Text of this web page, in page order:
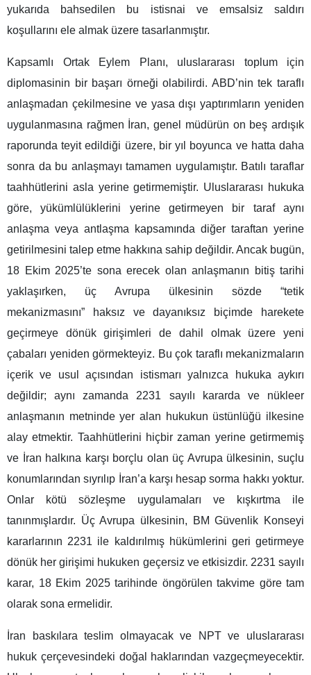
yukarıda bahsedilen bu istisnai ve emsalsiz saldırı
koşullarını ele almak üzere tasarlanmıştır.
Kapsamlı Ortak Eylem Planı, uluslararası toplum için
diplomasinin bir başarı örneği olabilirdi. ABD’nin tek taraflı
anlaşmadan çekilmesine ve yasa dışı yaptırımların yeniden
uygulanmasına rağmen İran, genel müdürün on beş ardışık
raporunda teyit edildiği üzere, bir yıl boyunca ve hatta daha
sonra da bu anlaşmayı tamamen uygulamıştır. Batılı taraflar
taahhütlerini asla yerine getirmemiştir. Uluslararası hukuka
göre, yükümlülüklerini yerine getirmeyen bir taraf aynı
anlaşma veya antlaşma kapsamında diğer taraftan yerine
getirilmesini talep etme hakkına sahip değildir. Ancak bugün,
18 Ekim 2025’te sona erecek olan anlaşmanın bitiş tarihi
yaklaşırken, üç Avrupa ülkesinin sözde “tetik
mekanizmasını” haksız ve dayanıksız biçimde harekete
geçirmeye dönük girişimleri de dahil olmak üzere yeni
çabaları yeniden görmekteyiz. Bu çok taraflı mekanizmaların
içerik ve usul açısından istismarı yalnızca hukuka aykırı
değildir; aynı zamanda 2231 sayılı kararda ve nükleer
anlaşmanın metninde yer alan hukukun üstünlüğü ilkesine
alay etmektir. Taahhütlerini hiçbir zaman yerine getirmemiş
ve İran halkına karşı borçlu olan üç Avrupa ülkesinin, suçlu
konumlarından sıyrılıp İran’a karşı hesap sorma hakkı yoktur.
Onlar kötü sözleşme uygulamaları ve kışkırtma ile
tanınmışlardır. Üç Avrupa ülkesinin, BM Güvenlik Konseyi
kararlarının 2231 ile kaldırılmış hükümlerini geri getirmeye
dönük her girişimi hukuken geçersiz ve etkisizdir. 2231 sayılı
karar, 18 Ekim 2025 tarihinde öngörülen takvime göre tam
olarak sona ermelidir.
İran baskılara teslim olmayacak ve NPT ve uluslararası
hukuk çerçevesindeki doğal haklarından vazgeçmeyecektir.